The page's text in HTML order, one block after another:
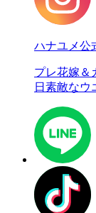
ハナユメ公
プレ花嫁＆
日素敵なウ